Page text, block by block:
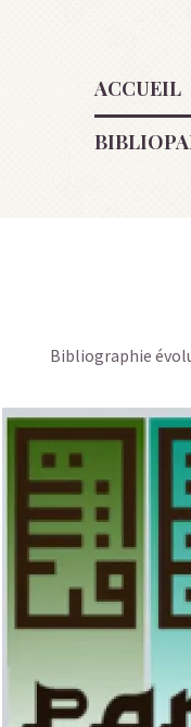
ACCUEIL
Bibliographie